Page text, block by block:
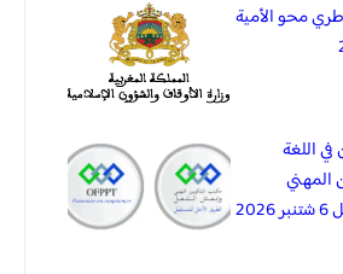
محو الأمية
30 مكون في اللغة
المهني